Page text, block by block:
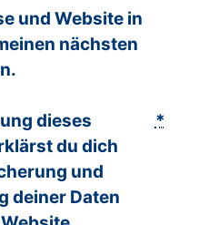
und Website in
nächsten
dieses
du dich
und
deiner Daten
*